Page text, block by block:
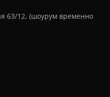
63/12, (шоурум временно